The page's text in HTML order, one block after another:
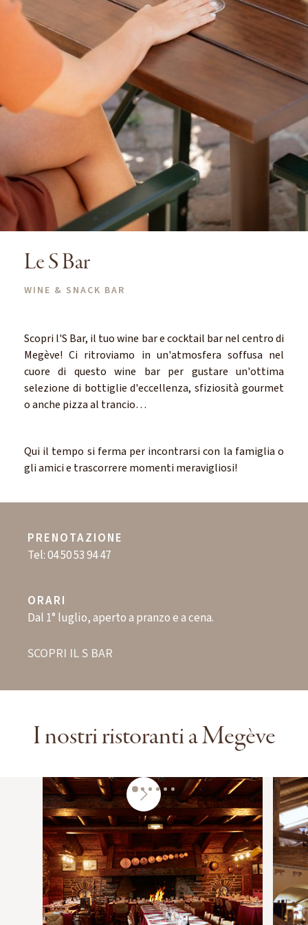
Le S Bar
WINE & SNACK BAR
Scopri l'S Bar, il tuo wine bar e cocktail bar nel centro di
Megève! Ci ritroviamo in un'atmosfera soffusa nel
cuore di questo wine bar per gustare un'ottima
selezione di bottiglie d'eccellenza, sfiziosità gourmet
o anche pizza al trancio…
Qui il tempo si ferma per incontrarsi con la famiglia o
gli amici e trascorrere momenti meravigliosi!
PRENOTAZIONE
Tel:04 50 53 94 47
ORARI
Dal 1° luglio, aperto a pranzo e a cena.
SCOPRI IL S BAR
I nostri ristoranti a Megève